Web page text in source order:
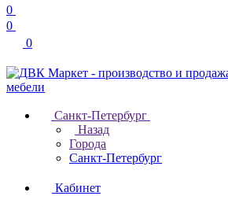
0
0
0
Санкт-Петербург
Назад
Города
Санкт-Петербург
Кабинет